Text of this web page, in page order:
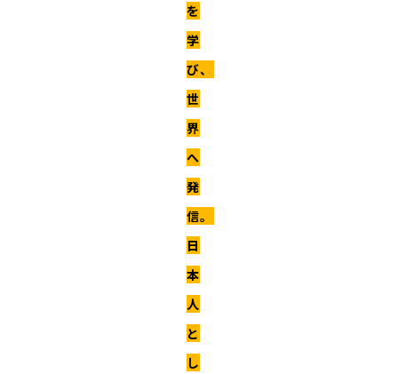
を
学
び、
世
界
へ
発
信。
日
本
人
と
し